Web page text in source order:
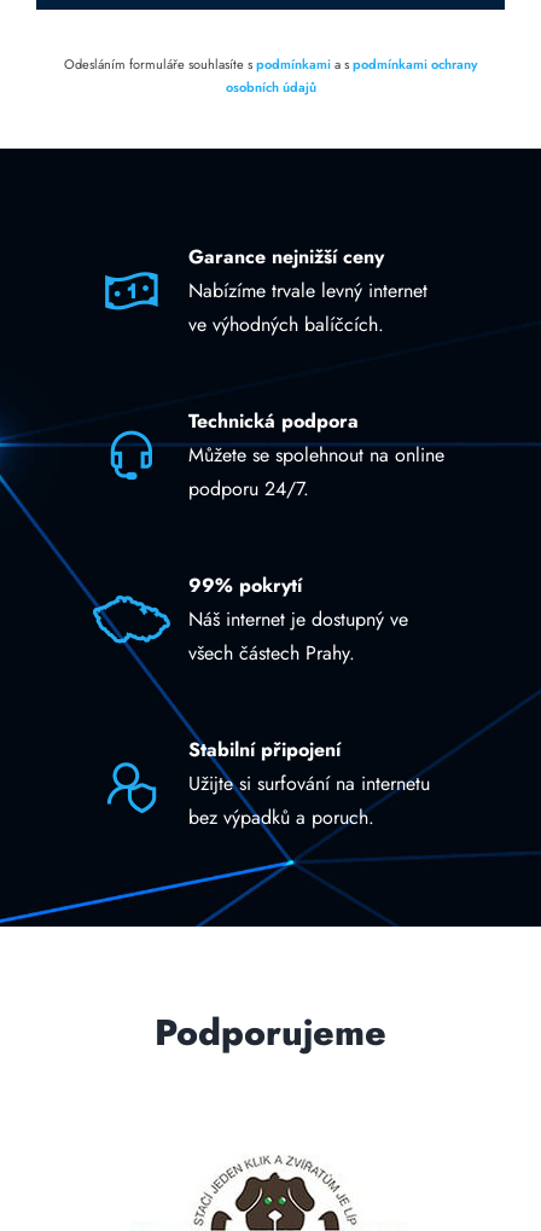
Odesláním formuláře souhlasíte spodmínkamia spodmínkami ochrany
osobních údajů
Garance nejnižší ceny
Nabízíme trvale levný internet
ve výhodných balíčcích.
Technická podpora
Můžete se spolehnout na online
podporu 24/7.
99% pokrytí
Náš internet je dostupný ve
všech částech Prahy.
Stabilní připojení
Užijte si surfování na internetu
bez výpadků a poruch.
Podporujeme